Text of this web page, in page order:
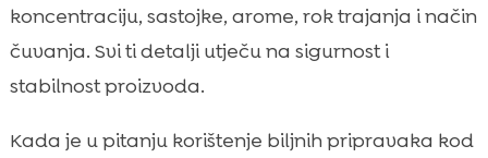
koncentraciju, sastojke, arome, rok trajanja i način
čuvanja. Svi ti detalji utječu na sigurnost i
stabilnost proizvoda.
Kada je u pitanju korištenje biljnih pripravaka kod